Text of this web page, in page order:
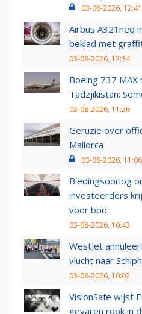
03-08-2026, 12:41
Airbus A321neo
beklad met
03-08-2026, 12:34
Boeing 737 MAX
Tadzjikistan:
03-08-2026, 11:26
Geruzie over
Mallorca
03-08-2026, 11:06
Biedingsoorlog
investeerders
voor bod
03-08-2026, 10:43
WestJet
vlucht naar
03-08-2026, 10:02
VisionSafe wijst
gevaren rook in